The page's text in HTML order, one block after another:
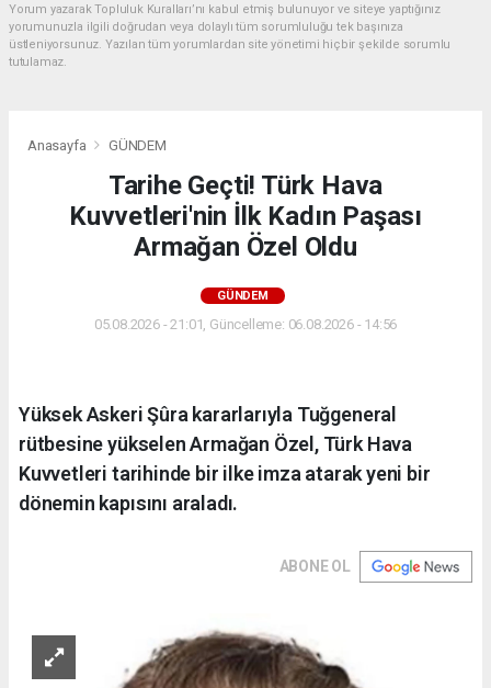
Yorum yazarak Topluluk Kuralları’nı kabul etmiş bulunuyor ve siteye yaptığınız
yorumunuzla ilgili doğrudan veya dolaylı tüm sorumluluğu tek başınıza
üstleniyorsunuz. Yazılan tüm yorumlardan site yönetimi hiçbir şekilde sorumlu
tutulamaz.
Anasayfa GÜNDEM
Tarihe Geçti! Türk Hava
Kuvvetleri'nin İlk Kadın Paşası
Armağan Özel Oldu
GÜNDEM
05.08.2026 - 21:01, Güncelleme: 06.08.2026 - 14:56
Yüksek Askeri Şûra kararlarıyla Tuğgeneral
rütbesine yükselen Armağan Özel, Türk Hava
Kuvvetleri tarihinde bir ilke imza atarak yeni bir
dönemin kapısını araladı.
ABONE OL